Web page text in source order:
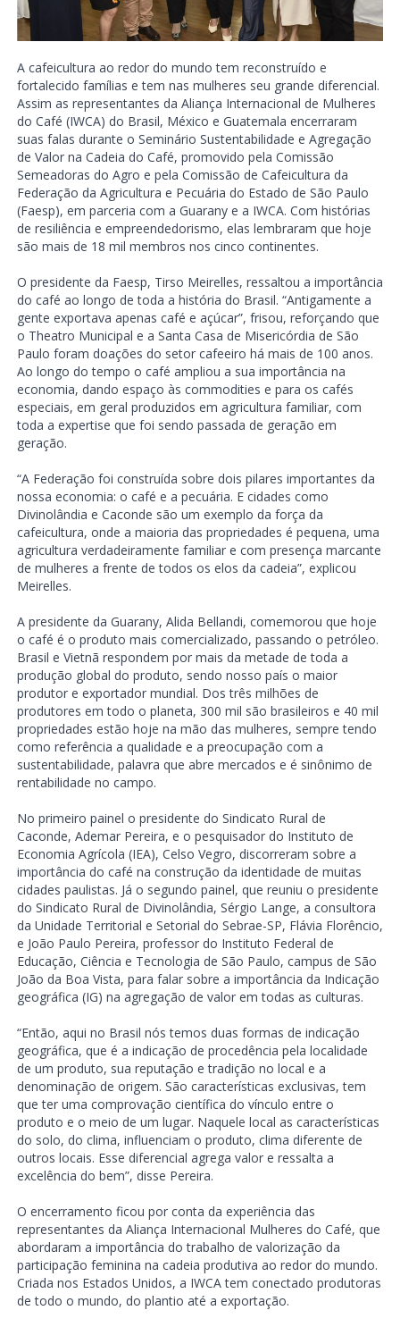
A cafeicultura ao redor do mundo tem reconstruído e
fortalecido famílias e tem nas mulheres seu grande diferencial.
Assim as representantes da Aliança Internacional de Mulheres
do Café (IWCA) do Brasil, México e Guatemala encerraram
suas falas durante o Seminário Sustentabilidade e Agregação
de Valor na Cadeia do Café, promovido pela Comissão
Semeadoras do Agro e pela Comissão de Cafeicultura da
Federação da Agricultura e Pecuária do Estado de São Paulo
(Faesp), em parceria com a Guarany e a IWCA. Com histórias
de resiliência e empreendedorismo, elas lembraram que hoje
são mais de 18 mil membros nos cinco continentes.
O presidente da Faesp, Tirso Meirelles, ressaltou a importância
do café ao longo de toda a história do Brasil. “Antigamente a
gente exportava apenas café e açúcar”, frisou, reforçando que
o Theatro Municipal e a Santa Casa de Misericórdia de São
Paulo foram doações do setor cafeeiro há mais de 100 anos.
Ao longo do tempo o café ampliou a sua importância na
economia, dando espaço às commodities e para os cafés
especiais, em geral produzidos em agricultura familiar, com
toda a expertise que foi sendo passada de geração em
geração.
“A Federação foi construída sobre dois pilares importantes da
nossa economia: o café e a pecuária. E cidades como
Divinolândia e Caconde são um exemplo da força da
cafeicultura, onde a maioria das propriedades é pequena, uma
agricultura verdadeiramente familiar e com presença marcante
de mulheres a frente de todos os elos da cadeia”, explicou
Meirelles.
A presidente da Guarany, Alida Bellandi, comemorou que hoje
o café é o produto mais comercializado, passando o petróleo.
Brasil e Vietnã respondem por mais da metade de toda a
produção global do produto, sendo nosso país o maior
produtor e exportador mundial. Dos três milhões de
produtores em todo o planeta, 300 mil são brasileiros e 40 mil
propriedades estão hoje na mão das mulheres, sempre tendo
como referência a qualidade e a preocupação com a
sustentabilidade, palavra que abre mercados e é sinônimo de
rentabilidade no campo.
No primeiro painel o presidente do Sindicato Rural de
Caconde, Ademar Pereira, e o pesquisador do Instituto de
Economia Agrícola (IEA), Celso Vegro, discorreram sobre a
importância do café na construção da identidade de muitas
cidades paulistas. Já o segundo painel, que reuniu o presidente
do Sindicato Rural de Divinolândia, Sérgio Lange, a consultora
da Unidade Territorial e Setorial do Sebrae-SP, Flávia Florêncio,
e João Paulo Pereira, professor do Instituto Federal de
Educação, Ciência e Tecnologia de São Paulo, campus de São
João da Boa Vista, para falar sobre a importância da Indicação
geográfica (IG) na agregação de valor em todas as culturas.
“Então, aqui no Brasil nós temos duas formas de indicação
geográfica, que é a indicação de procedência pela localidade
de um produto, sua reputação e tradição no local e a
denominação de origem. São características exclusivas, tem
que ter uma comprovação científica do vínculo entre o
produto e o meio de um lugar. Naquele local as características
do solo, do clima, influenciam o produto, clima diferente de
outros locais. Esse diferencial agrega valor e ressalta a
excelência do bem”, disse Pereira.
O encerramento ficou por conta da experiência das
representantes da Aliança Internacional Mulheres do Café, que
abordaram a importância do trabalho de valorização da
participação feminina na cadeia produtiva ao redor do mundo.
Criada nos Estados Unidos, a IWCA tem conectado produtoras
de todo o mundo, do plantio até a exportação.